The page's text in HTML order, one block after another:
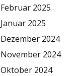
Februar 2025
Januar 2025
Dezember 2024
November 2024
Oktober 2024